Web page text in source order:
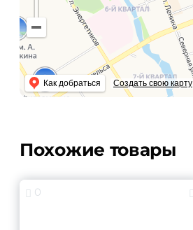
Как добраться Создать свою карту
Похожие товары
0